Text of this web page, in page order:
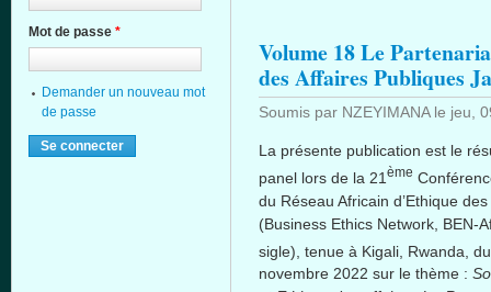
Volume 18 Le
des Affaires Publiques
Soumis par NZEYIMANAle jeu,
La présente publication est le
panel lors de la 21 ème
du Réseau Africain d’Ethique
(Business Ethics Network, BEN-
sigle), tenue à Kigali, Rwanda,
novembre 2022 sur le thème :
Mot de passe *
Demander un nouveau mot
de passe